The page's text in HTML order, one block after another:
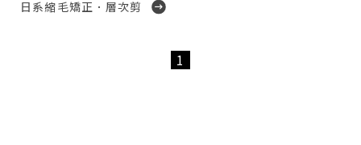
日系縮毛矯正．層次剪
1